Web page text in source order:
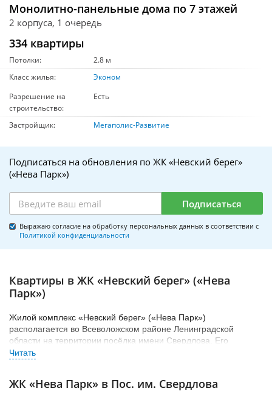
Монолитно-панельные дома по 7 этажей
2 корпуса, 1 очередь
334 квартиры
Потолки:
2.8 м
Класс жилья:
Эконом
Разрешение на
строительство:
Есть
Застройщик: Мегаполис-Развитие
Подписаться на обновления по ЖК «Невский берег»
(«Нева Парк»)
Подписаться
Выражаю согласие на обработку персональных данных в соответствии с
Политикой конфиденциальности
Квартиры в ЖК «Невский берег» («Нева
Парк»)
Жилой комплекс «Невский берег» («Нева Парк»)
располагается во Всеволожском районе Ленинградской
области на территории посёлка имени Свердлова. Его
строительством начала заниматься группа компаний
По состоянию на начало 2018 года стройка практически не
ЖК «Нева Парк» в Пос. им. Свердлова